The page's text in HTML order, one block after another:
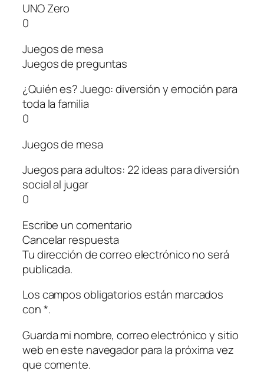
UNO Zero
0
Juegos de mesa
Juegos de preguntas
¿Quién es? Juego: diversión y emoción para
toda la familia
0
Juegos de mesa
Juegos para adultos: 22 ideas para diversión
social al jugar
0
Escribe un comentario
Cancelar respuesta
Tu dirección de correo electrónico no será
publicada.
Los campos obligatorios están marcados
con *.
Guarda mi nombre, correo electrónico y sitio
web en este navegador para la próxima vez
que comente.